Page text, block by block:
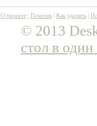
О проекте Помощь Как удалить
© 2013
стол в